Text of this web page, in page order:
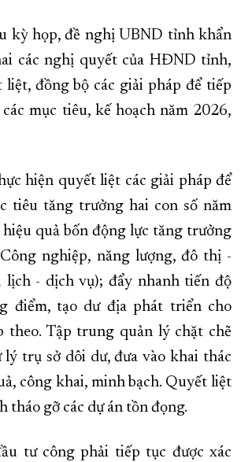
kỳ họp, đề nghị UBND tỉnh khẩn
các nghị quyết của HĐND tỉnh,
liệt, đồng bộ các giải pháp để tiếp
mục tiêu, kế hoạch năm 2026,
hiện quyết liệt các giải pháp để
tiêu tăng trưởng hai con số năm
quả bốn động lực tăng trưởng
nghiệp, năng lượng, đô thị -
lịch - dịch vụ); đẩy nhanh tiến độ
điểm, tạo dư địa phát triển cho
theo. Tập trung quản lý chặt chẽ
lý trụ sở dôi dư, đưa vào khai thác
công khai, minh bạch. Quyết liệt
tháo gỡ các dự án tồn đọng.
tư công phải tiếp tục được xác